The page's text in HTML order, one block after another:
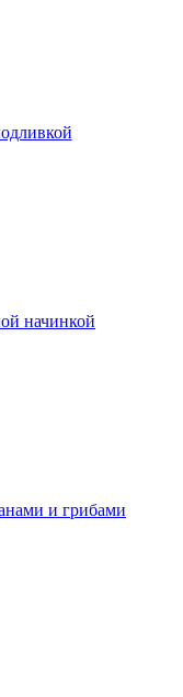
начинкой
и грибами